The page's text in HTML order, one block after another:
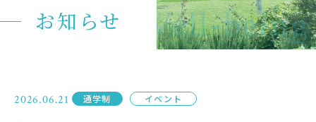
資格・就職
Qualifications & Employment
School Life
for Well-being
お知らせ
2026.06.21 通学制 イベント